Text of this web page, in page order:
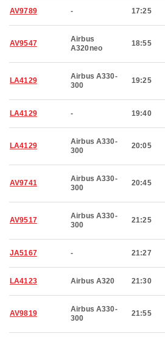
AV9789 - 17:25
AV9547
Airbus
A320neo
18:55
LA4129
Airbus A330-
300
19:25
LA4129 - 19:40
LA4129
Airbus A330-
300
20:05
AV9741
Airbus A330-
300
20:45
AV9517
Airbus A330-
300
21:25
JA5167 - 21:27
LA4123 Airbus A320 21:30
AV9819
Airbus A330-
300
21:55